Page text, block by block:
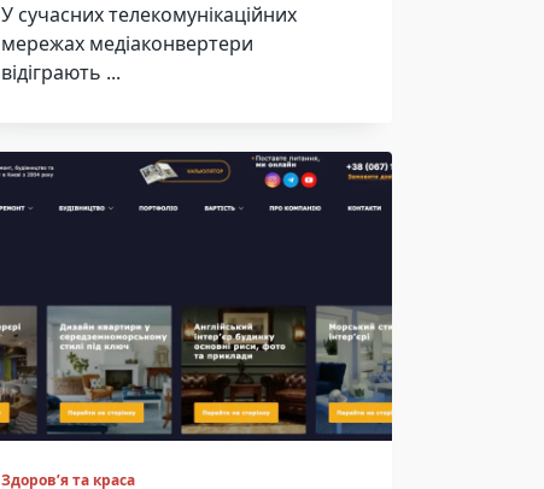
У сучасних телекомунікаційних
мережах медіаконвертери
відіграють ...
Здоров’я та краса